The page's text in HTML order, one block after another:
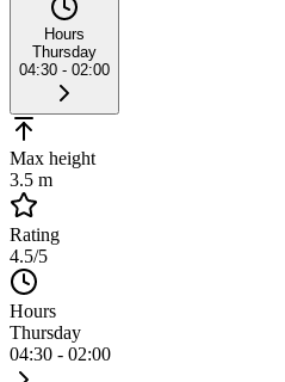
Hours
Thursday
04:30 - 02:00
Max height
3.5 m
Rating
4.5/5
Hours
Thursday
04:30 - 02:00